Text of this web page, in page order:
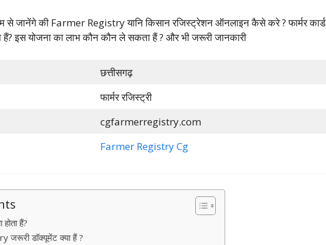
से जानेंगे की Farmer Registry यानि किसान रजिस्ट्रेशन ऑनलाइन कैसे करे ? फार्मर कार्ड
हैं? इस योजना का लाभ कौन कौन ले सकता हैं ? और भी जरूरी जानकारी
छत्तीसगढ़
फार्मर रजिस्ट्री
cgfarmerregistry.com
Farmer Registry Cg
हैं?
डॉक्यूमेंट क्या हैं ?